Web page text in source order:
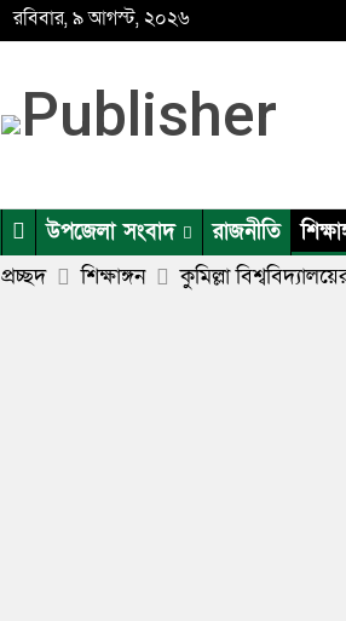
রবিবার, ৯ আগস্ট, ২০২৬
উপজেলা সংবাদ রাজনীতি
প্রচ্ছদ
শিক্ষাঙ্গন কুমিল্লা